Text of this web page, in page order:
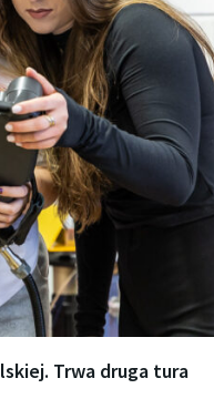
Trwa druga tura